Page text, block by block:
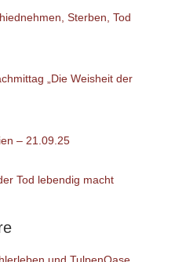
Sterben, Tod
„Die Weisheit der
– 21.09.25
Tod lebendig macht